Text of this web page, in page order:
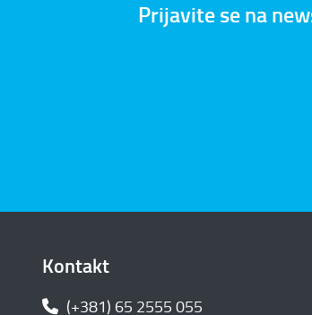
Prijavite se na
Kontakt
(+381) 65 2555 055